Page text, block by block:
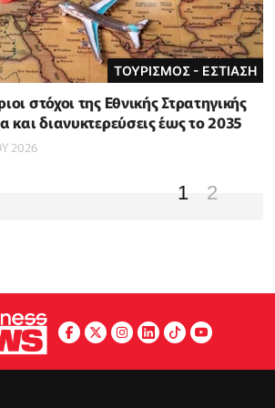
ΤΟΥΡΙΣΜΟΣ - ΕΣΤΙΑΣΗ
στόχοι της Εθνικής Στρατηγικής
και διανυκτερεύσεις έως το 2035
2026
1 2